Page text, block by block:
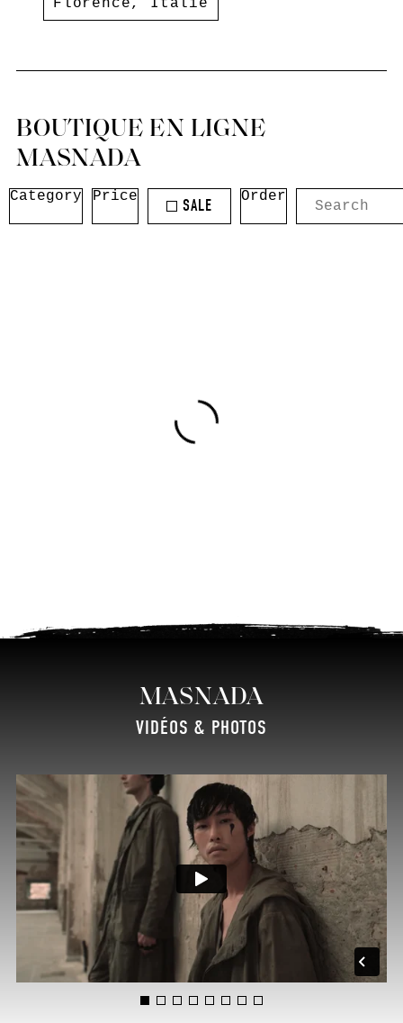
Florence, Italie
BOUTIQUE EN LIGNE
MASNADA
Category Price SALE Order
MASNADA
VIDÉOS & PHOTOS